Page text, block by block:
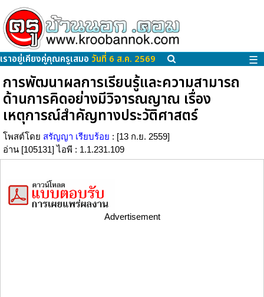
เราอยู่เคียงคู่คุณครูเสมอ วันที่ 6 ส.ค. 2569 ☰
การพัฒนาผลการเรียนรู้และความสามารถ
ด้านการคิดอย่างมีวิจารณญาณ เรื่อง
เหตุการณ์สำคัญทางประวัติศาสตร์
โพสต์โดย สรัญญา เรียบร้อย : [13 ก.ย. 2559]
อ่าน [105131] ไอพี : 1.1.231.109
Advertisement